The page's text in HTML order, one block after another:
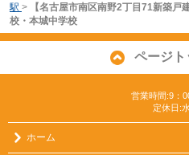
駅 >
【名古屋市南区南野2丁目71新築戸
校・本城中学校
ページト
営業時間:9：
定休日:
ホーム